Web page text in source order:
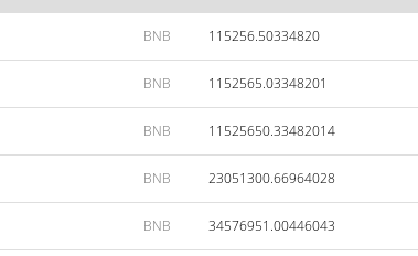
BNB 115256.50334820
BNB 1152565.03348201
BNB 11525650.33482014
BNB 23051300.66964028
BNB 34576951.00446043